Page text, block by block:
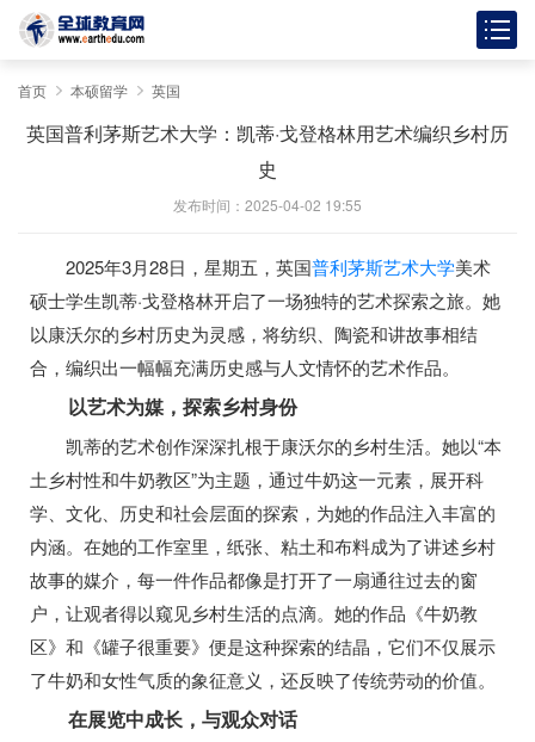
首页 本硕留学 英国
英国普利茅斯艺术大学：凯蒂·戈登格林用艺术编织乡村历
史
发布时间：2025-04-02 19:55
2025年3月28日，星期五，英国普利茅斯艺术大学美术
硕士学生凯蒂·戈登格林开启了一场独特的艺术探索之旅。她
以康沃尔的乡村历史为灵感，将纺织、陶瓷和讲故事相结
合，编织出一幅幅充满历史感与人文情怀的艺术作品。
以艺术为媒，探索乡村身份
凯蒂的艺术创作深深扎根于康沃尔的乡村生活。她以“本
土乡村性和牛奶教区”为主题，通过牛奶这一元素，展开科
学、文化、历史和社会层面的探索，为她的作品注入丰富的
内涵。在她的工作室里，纸张、粘土和布料成为了讲述乡村
故事的媒介，每一件作品都像是打开了一扇通往过去的窗
户，让观者得以窥见乡村生活的点滴。她的作品《牛奶教
区》和《罐子很重要》便是这种探索的结晶，它们不仅展示
了牛奶和女性气质的象征意义，还反映了传统劳动的价值。
在展览中成长，与观众对话